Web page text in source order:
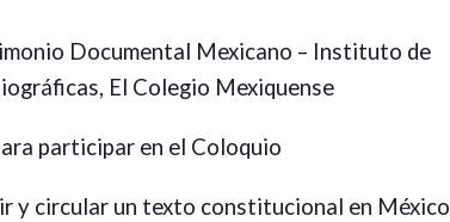
Documental Mexicano – Instituto de
El Colegio Mexiquense
participar en el Coloquio
y circular un texto constitucional en México